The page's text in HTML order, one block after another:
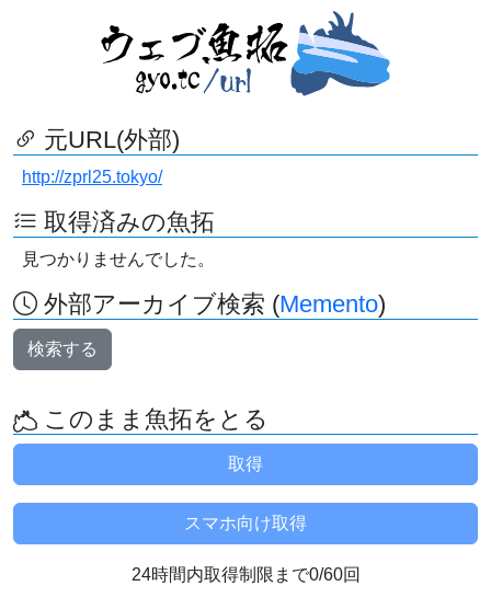
元URL(外部)
http://zprl25.tokyo/
取得済みの魚拓
見つかりませんでした。
外部アーカイブ検索 (Memento)
検索する
このまま魚拓をとる
24時間内取得制限まで0/60回